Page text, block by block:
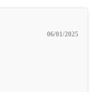
06/01/2025